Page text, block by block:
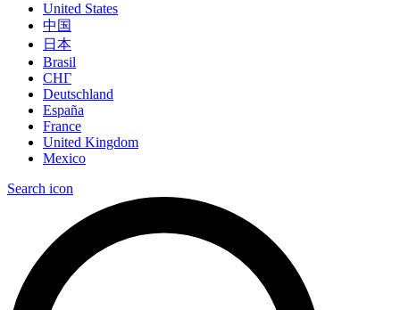
United States
中国
日本
Brasil
СНГ
Deutschland
España
France
United Kingdom
Mexico
Search icon